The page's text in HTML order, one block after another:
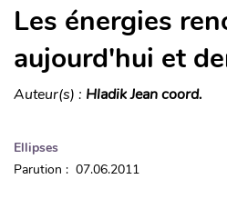
Les énergies
aujourd'hui et
Auteur(s) : Hladik Jean coord.
Ellipses
Parution : 07.06.2011